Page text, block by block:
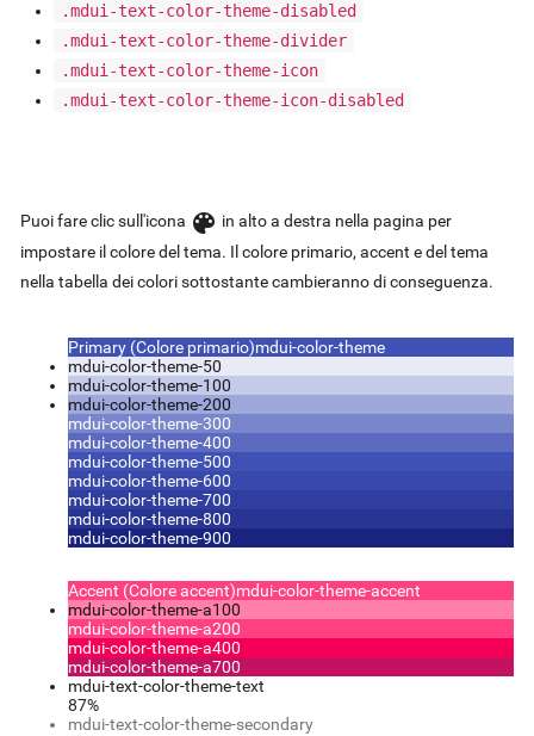
.mdui-text-color-theme-disabled
.mdui-text-color-theme-divider
.mdui-text-color-theme-icon
.mdui-text-color-theme-icon-disabled
Puoi fare clic sull'icona color_lens in alto a destra nella pagina per
impostare il colore del tema. Il colore primario, accent e del tema
nella tabella dei colori sottostante cambieranno di conseguenza.
Primary (Colore primario)mdui-color-theme
mdui-color-theme-50
mdui-color-theme-100
mdui-color-theme-200
mdui-color-theme-300
mdui-color-theme-400
mdui-color-theme-500
mdui-color-theme-600
mdui-color-theme-700
mdui-color-theme-800
mdui-color-theme-900
Accent (Colore accent)mdui-color-theme-accent
mdui-color-theme-a100
mdui-color-theme-a200
mdui-color-theme-a400
mdui-color-theme-a700
mdui-text-color-theme-text
87%
mdui-text-color-theme-secondary